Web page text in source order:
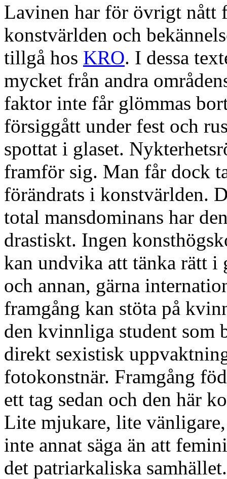
Lavinen har för övrigt nått
konstvärlden och
tillgå hos KRO. I dessa
mycket från andra
faktor inte får glömmas
försiggått under fest och
spottat i glaset.
framför sig. Man får dock
förändrats i konstvärlden.
total mansdominans har
drastiskt. Ingen
kan undvika att tänka rätt i
och annan, gärna
framgång kan stöta på
den kvinnliga student som
direkt sexistisk
fotokonstnär. Framgång
ett tag sedan och den här
Lite mjukare, lite
inte annat säga än att
det patriarkaliska samhället.